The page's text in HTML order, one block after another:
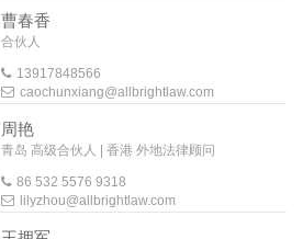
曹春香
合伙人
13917848566
caochunxiang@allbrightlaw.com
周艳
青岛 高级合伙人 | 香港 外地法律顾问
86 532 5576 9318
lilyzhou@allbrightlaw.com